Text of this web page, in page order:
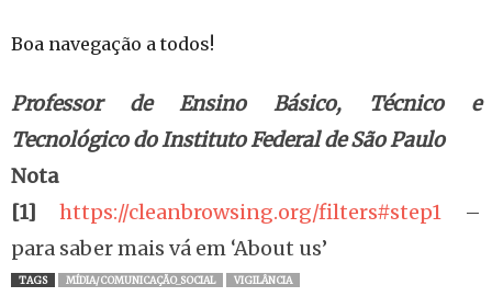
Boa navegação a todos!
Professor de Ensino Básico, Técnico e
Tecnológico do Instituto Federal de São Paulo
Nota
[1]
https://cleanbrowsing.org/filters#step1 –
para saber mais vá em ‘About us’
TAGS MÍDIA/COMUNICAÇÃO_SOCIAL VIGILÂNCIA